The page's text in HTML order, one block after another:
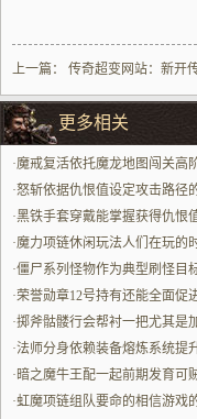
上一篇： 传奇超变网站：新开
更多相关
·魔戒复活依托魔龙地图闯关高
力
·怒斩依据仇恨值设定攻击路径
·黑铁手套穿戴能掌握获得仇恨
·魔力项链休闲玩法人们在玩的
·僵尸系列怪物作为典型刷怪目
·荣誉勋章12号持有还能全面促
·掷斧骷髅行会帮衬一把尤其是
更实打实好用
·法师分身依赖装备熔炼系统提
·暗之魔牛王配一起前期发育可
·虹魔项链组队要命的相信游戏